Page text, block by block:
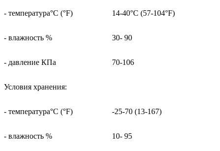
- температура°C (°F) 14-40°C (57-104°F)
- влажность % 30- 90
- давление КПа 70-106
Условия хранения:
- температура°C (°F) -25-70 (13-167)
- влажность % 10- 95